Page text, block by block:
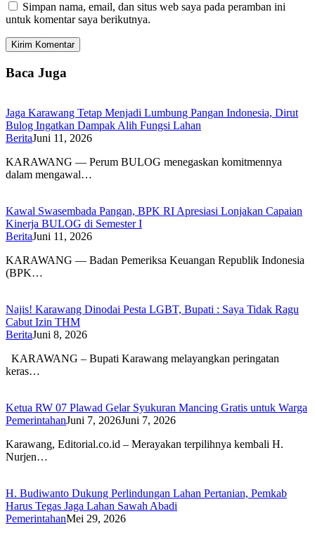
Simpan nama, email, dan situs web saya pada peramban ini
untuk komentar saya berikutnya.
Baca Juga
Jaga Karawang Tetap Menjadi Lumbung Pangan Indonesia, Dirut
Bulog Ingatkan Dampak Alih Fungsi Lahan
BeritaJuni 11, 2026
KARAWANG — Perum BULOG menegaskan komitmennya
dalam mengawal…
Kawal Swasembada Pangan, BPK RI Apresiasi Lonjakan Capaian
Kinerja BULOG di Semester I
BeritaJuni 11, 2026
KARAWANG — Badan Pemeriksa Keuangan Republik Indonesia
(BPK…
Najis! Karawang Dinodai Pesta LGBT, Bupati : Saya Tidak Ragu
Cabut Izin THM
BeritaJuni 8, 2026
KARAWANG – Bupati Karawang melayangkan peringatan
keras…
Ketua RW 07 Plawad Gelar Syukuran Mancing Gratis untuk Warga
PemerintahanJuni 7, 2026Juni 7, 2026
Karawang, Editorial.co.id – Merayakan terpilihnya kembali H.
Nurjen…
H. Budiwanto Dukung Perlindungan Lahan Pertanian, Pemkab
Harus Tegas Jaga Lahan Sawah Abadi
PemerintahanMei 29, 2026